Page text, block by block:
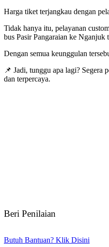
Harga tiket terjangkau dengan
Tidak hanya itu, pelayanan
bus Pasir Pangaraian ke Nganjuk
Dengan semua keunggulan
📌 Jadi, tunggu apa lagi? Segera
dan terpercaya.
Beri Penilaian
Butuh Bantuan? Klik Disini